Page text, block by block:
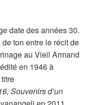
date des années 30.
ton entre le récit de
au Vieil Armand
en 1946 à
Souvenirs d’un